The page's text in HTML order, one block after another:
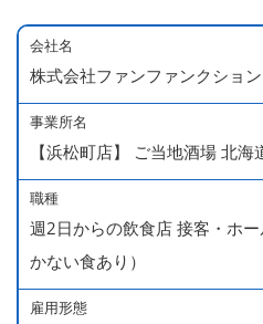
会社名
株式会社ファンファンクション
事業所名
【浜松町店】 ご当地酒場 北海
職種
週2日からの飲食店 接客・ホ
かない食あり）
雇用形態